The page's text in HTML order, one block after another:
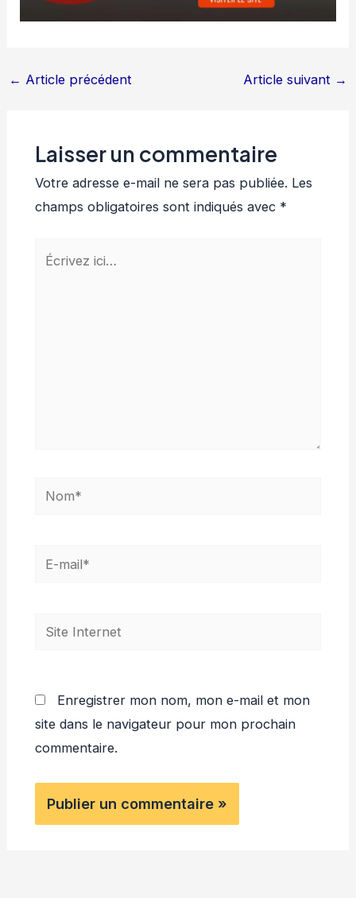
← Article précédent Article suivant →
Laisser un commentaire
Votre adresse e-mail ne sera pas publiée. Les
champs obligatoires sont indiqués avec *
Écrivez
Nom*
E-
Site
Enregistrer mon nom, mon e-mail et mon
site dans le navigateur pour mon prochain
commentaire.